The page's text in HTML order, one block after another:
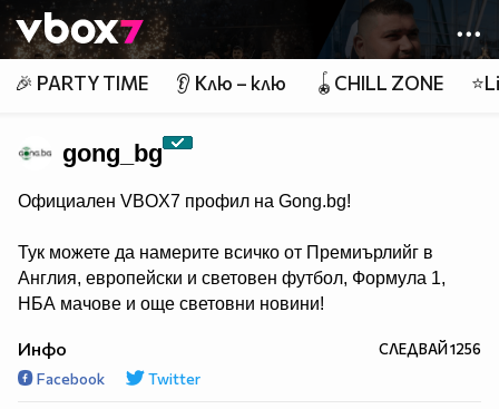
Member of
👾
🎉 PARTY TIME 👂 Клю – клю 🪀CHILL ZONE
gong_bg
Официален VBOX7 профил на Gong.bg!
Тук можете да намерите всичко от Премиърлийг в
Англия, европейски и световен футбол, Формула 1,
НБА мачове и още световни новини!
Инфо СЛЕДВАЙ1256
Facebook Twitter